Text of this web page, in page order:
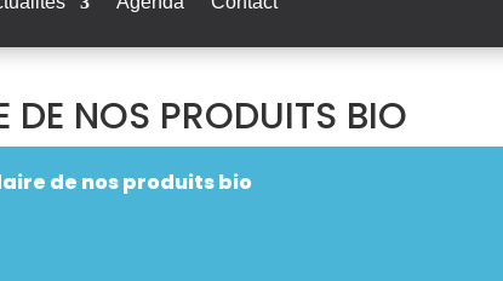
DE NOS PRODUITS BIO
de nos produits bio